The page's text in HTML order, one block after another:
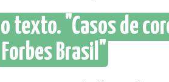
texto. "Casos de
Brasil"